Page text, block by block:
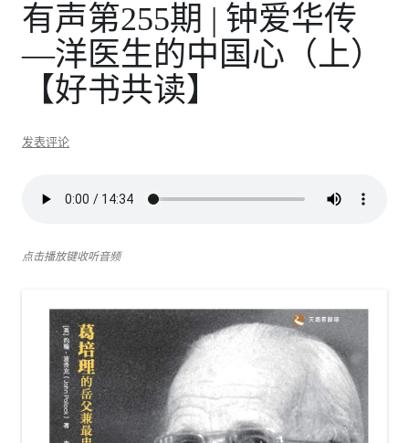
有声第255期 | 钟爱华传
—洋医生的中国心（上）
【好书共读】
发表评论
点击播放键收听音频